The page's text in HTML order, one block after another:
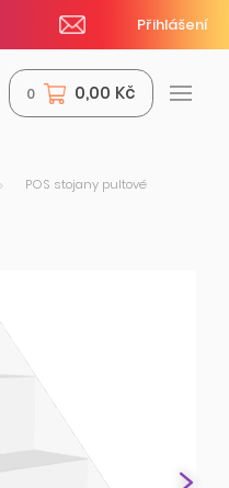
Přihlášení
0 0,00 Kč
POS stojany pultové